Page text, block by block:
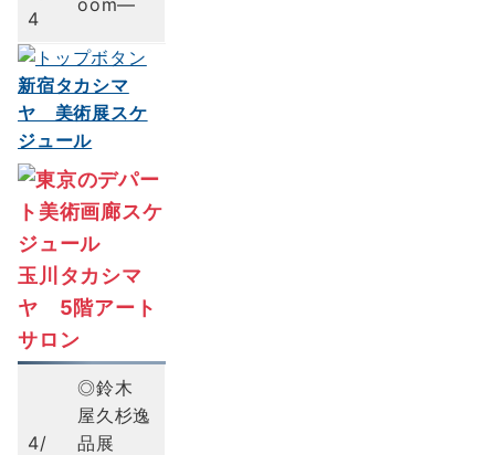
4
oom―
新宿タカシマ
ヤ 美術展スケ
ジュール
玉川タカシマ
ヤ 5階アート
サロン
4/
◎鈴木
屋久杉逸
品展